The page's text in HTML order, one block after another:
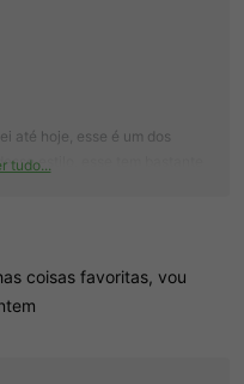
até hoje, esse é um dos
estilo, esse tem bastante
as imagens do anime,
tudo...
coisas favoritas, vou